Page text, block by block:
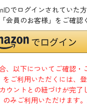
でログインされていた
会員のお客様」をご確認
以下についてご確認・
をご利用いただくには、
ウントとの紐づけが完了
みご利用いただけます